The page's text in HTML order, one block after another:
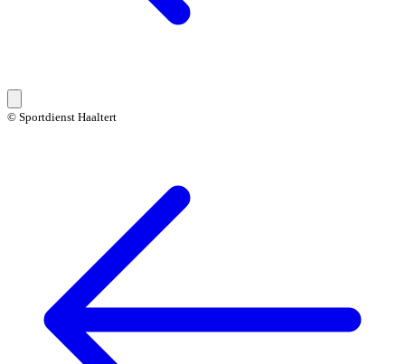
© Sportdienst Haaltert